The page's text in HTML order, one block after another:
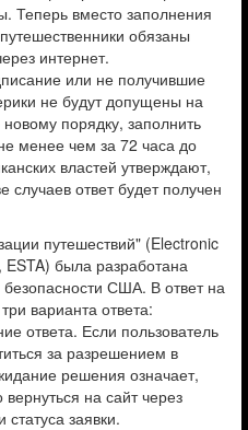
Теперь вместо заполнения
обязаны
интернет.
или не получившие
не будут допущены на
порядку, заполнить
менее чем за 72 часа до
властей утверждают,
ответ будет получен
путешествий" (Electronic
была разработана
США. В ответ на
варианта ответа:
ответа. Если пользователь
за разрешением в
решения означает,
на сайт через
заявки.